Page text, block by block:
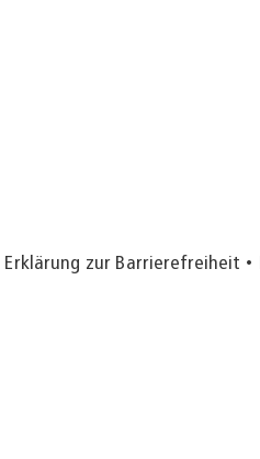
Erklärung zur Barrierefreiheit